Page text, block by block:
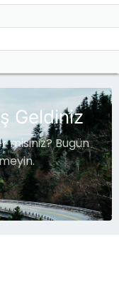
Geldiniz
misiniz? Bugün